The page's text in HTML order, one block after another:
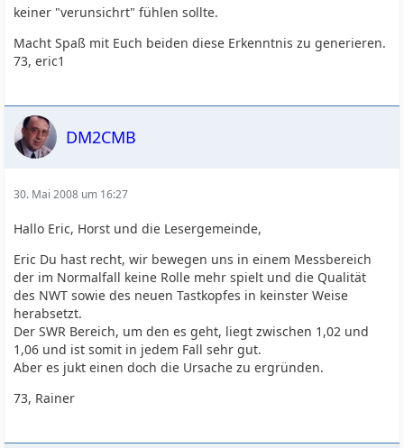
keiner "verunsichrt" fühlen sollte.
Macht Spaß mit Euch beiden diese Erkenntnis zu generieren.
73, eric1
DM2CMB
30. Mai 2008 um 16:27
Hallo Eric, Horst und die Lesergemeinde,
Eric Du hast recht, wir bewegen uns in einem Messbereich
der im Normalfall keine Rolle mehr spielt und die Qualität
des NWT sowie des neuen Tastkopfes in keinster Weise
herabsetzt.
Der SWR Bereich, um den es geht, liegt zwischen 1,02 und
1,06 und ist somit in jedem Fall sehr gut.
Aber es jukt einen doch die Ursache zu ergründen.
73, Rainer